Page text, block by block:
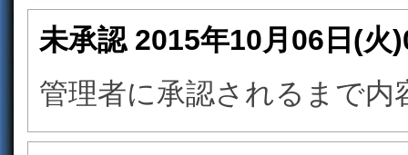
未承認 2015年10月06日(火
管理者に承認されるまで